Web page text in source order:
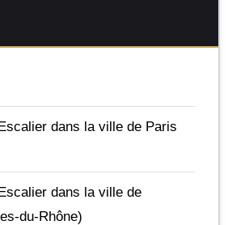
dans la ville de Paris
dans la ville de
du-Rhône)